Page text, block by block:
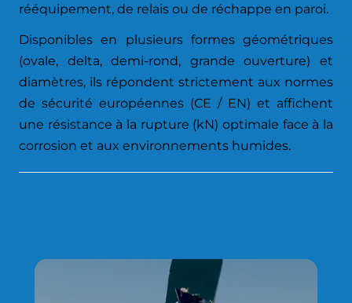
rééquipement, de relais ou de réchappe en paroi.
Disponibles en plusieurs formes géométriques
(ovale, delta, demi-rond, grande ouverture) et
diamètres, ils répondent strictement aux normes
de sécurité européennes (CE / EN) et affichent
une résistance à la rupture (kN) optimale face à la
corrosion et aux environnements humides.